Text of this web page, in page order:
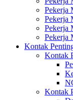
Pekerja
Pekerja
Pekerja
Pekerja
Kontak
Kontak
Kontak